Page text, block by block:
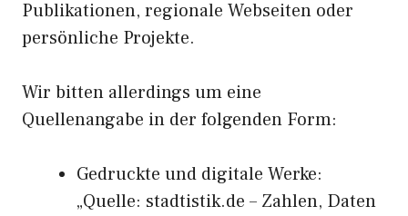
Publikationen, regionale Webseiten oder
persönliche Projekte.
Wir bitten allerdings um eine
Quellenangabe in der folgenden Form:
Gedruckte und digitale Werke:
„Quelle: stadtistik.de – Zahlen, Daten